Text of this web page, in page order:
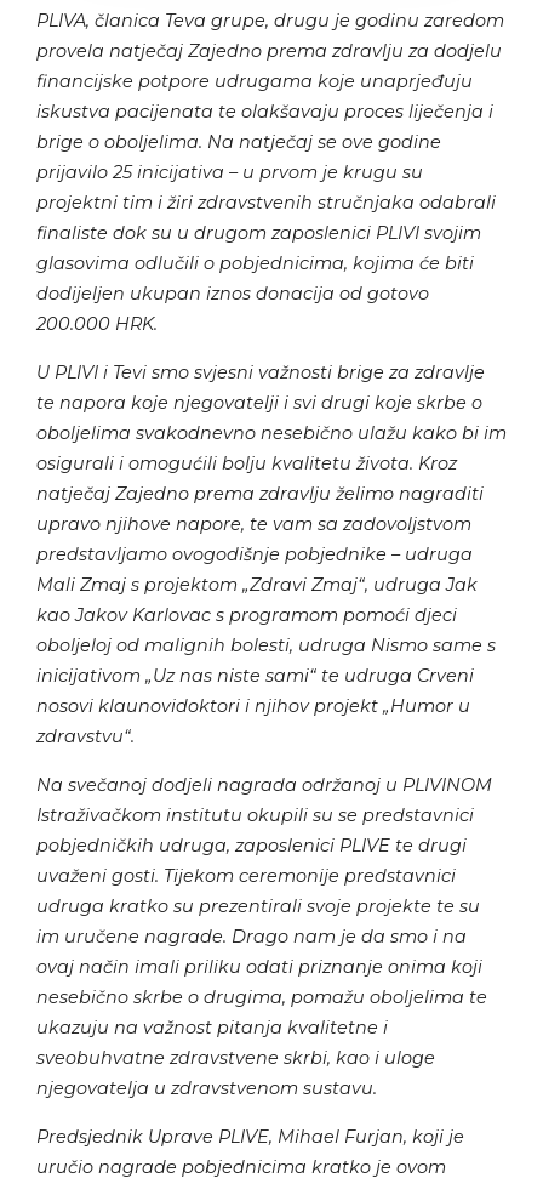
PLIVA, članica Teva grupe, drugu je godinu zaredom
provela natječaj Zajedno prema zdravlju za dodjelu
financijske potpore udrugama koje unaprjeđuju
iskustva pacijenata te olakšavaju proces liječenja i
brige o oboljelima. Na natječaj se ove godine
prijavilo 25 inicijativa – u prvom je krugu su
projektni tim i žiri zdravstvenih stručnjaka odabrali
finaliste dok su u drugom zaposlenici PLIVI svojim
glasovima odlučili o pobjednicima, kojima će biti
dodijeljen ukupan iznos donacija od gotovo
200.000 HRK.
U PLIVI i Tevi smo svjesni važnosti brige za zdravlje
te napora koje njegovatelji i svi drugi koje skrbe o
oboljelima svakodnevno nesebično ulažu kako bi im
osigurali i omogućili bolju kvalitetu života. Kroz
natječaj Zajedno prema zdravlju želimo nagraditi
upravo njihove napore, te vam sa zadovoljstvom
predstavljamo ovogodišnje pobjednike – udruga
Mali Zmaj s projektom „Zdravi Zmaj“, udruga Jak
kao Jakov Karlovac s programom pomoći djeci
oboljeloj od malignih bolesti, udruga Nismo same s
inicijativom „Uz nas niste sami“ te udruga Crveni
nosovi klaunovidoktori i njihov projekt „Humor u
zdravstvu“.
Na svečanoj dodjeli nagrada održanoj u PLIVINOM
Istraživačkom institutu okupili su se predstavnici
pobjedničkih udruga, zaposlenici PLIVE te drugi
uvaženi gosti. Tijekom ceremonije predstavnici
udruga kratko su prezentirali svoje projekte te su
im uručene nagrade. Drago nam je da smo i na
ovaj način imali priliku odati priznanje onima koji
nesebično skrbe o drugima, pomažu oboljelima te
ukazuju na važnost pitanja kvalitetne i
sveobuhvatne zdravstvene skrbi, kao i uloge
njegovatelja u zdravstvenom sustavu.
Predsjednik Uprave PLIVE, Mihael Furjan, koji je
uručio nagrade pobjednicima kratko je ovom